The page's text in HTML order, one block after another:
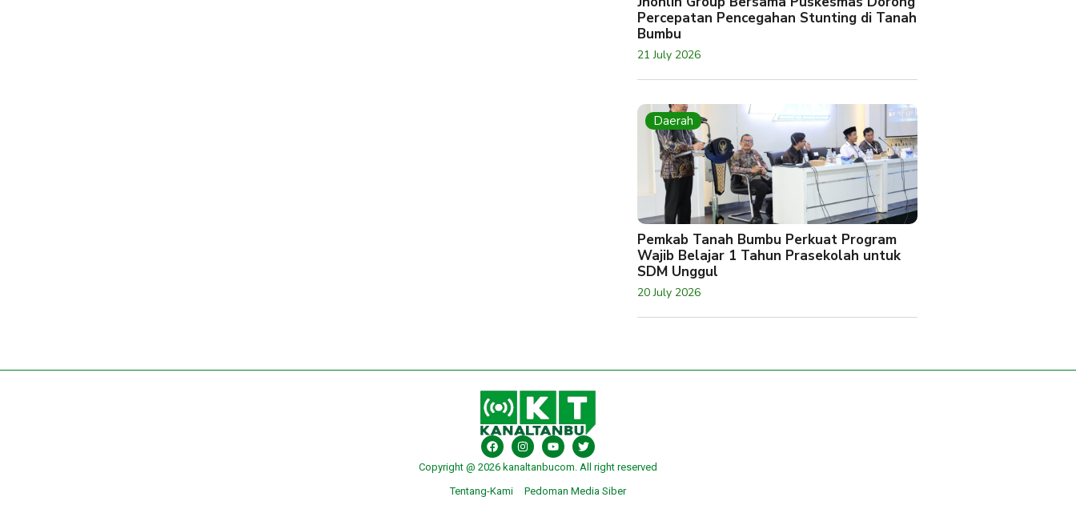
Percepatan Pencegahan Stunting di Tanah
Bumbu
21 July 2026
Daerah
Pemkab Tanah Bumbu Perkuat Program
Wajib Belajar 1 Tahun Prasekolah untuk
SDM Unggul
20 July 2026
Copyright @ 2026 kanaltanbucom. All right reserved
Tentang-Kami
Pedoman Media Siber